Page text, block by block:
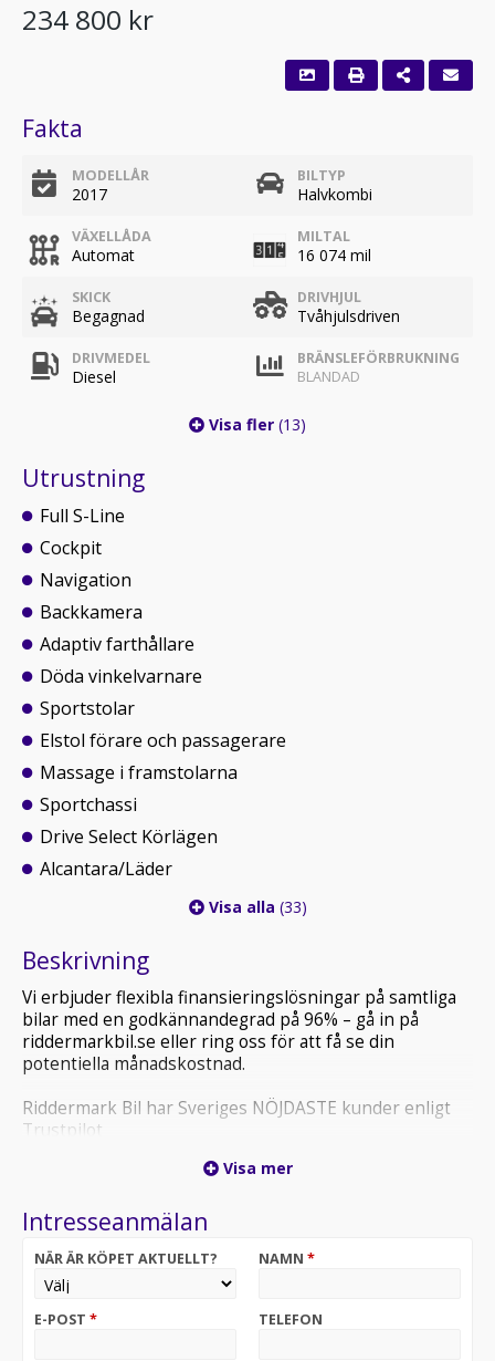
234 800 kr
Fakta
MODELLÅR
2017
BILTYP
Halvkombi
VÄXELLÅDA
Automat
MILTAL
16 074 mil
SKICK
Begagnad
DRIVHJUL
Tvåhjulsdriven
DRIVMEDEL
Diesel
BRÄNSLEFÖRBRUKNING
BLANDAD
Visa fler (13)
Utrustning
Full S-Line
Cockpit
Navigation
Backkamera
Adaptiv farthållare
Döda vinkelvarnare
Sportstolar
Elstol förare och passagerare
Massage i framstolarna
Sportchassi
Drive Select Körlägen
Alcantara/Läder
Visa alla (33)
Beskrivning
Vi erbjuder flexibla finansieringslösningar på samtliga
bilar med en godkännandegrad på 96% – gå in på
riddermarkbil.se eller ring oss för att få se din
potentiella månadskostnad.
Riddermark Bil har Sveriges NÖJDASTE kunder enligt
Trustpilot
hemleverans i hela Sverige!*
Varmt välkommen till våran anläggning i Uppsala!
Elegant och sportig Audi A5 Sportback med stark
dieselmotor på 190 hk och smidig S Tronic-automat. En
design och härlig körglädje
Visa mer
Intresseanmälan
NÄR ÄR KÖPET AKTUELLT? NAMN *
E-POST * TELEFON